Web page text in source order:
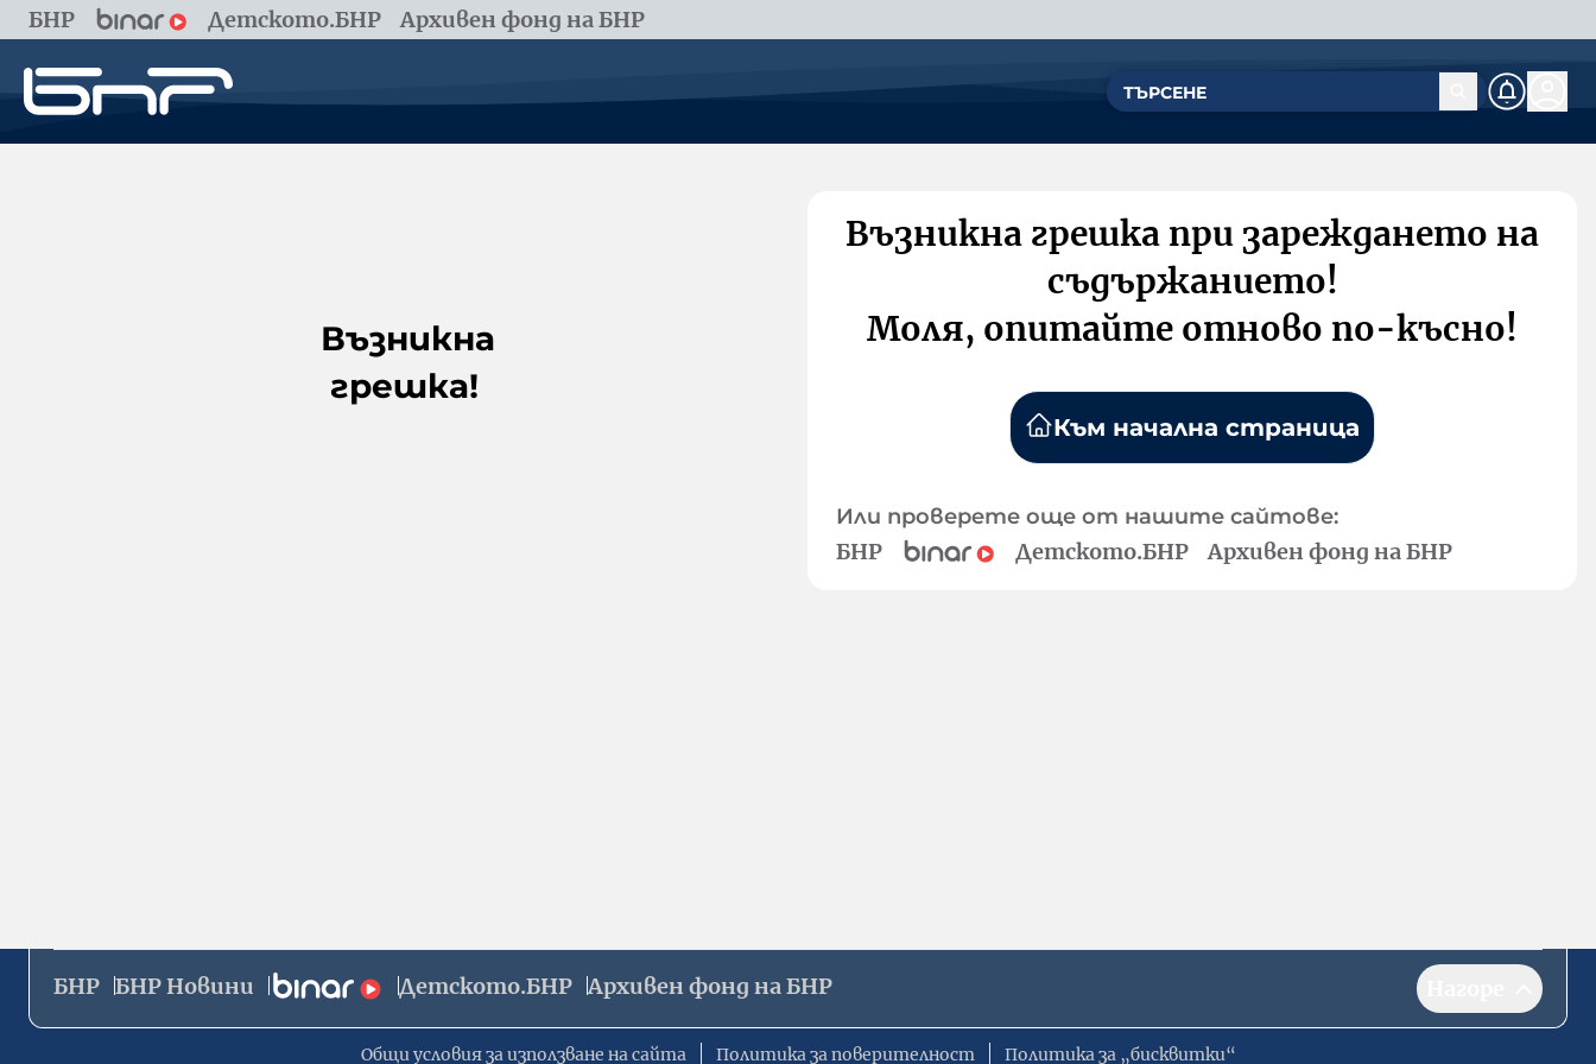
БНР Детското.БНР Архивен фонд на БНР
Възникна
грешка!
Възникна грешка при зареждането на
съдържанието!
Моля, опитайте отново по-късно!
Към начална страница
Или проверете още от нашите сайтове:
БНР Детското.БНР Архивен фонд на БНР
БНР БНР Новини Детското.БНР Архивен фонд на БНР
Общи условия за използване на сайта Политика за поверителност Политика за „бисквитки“